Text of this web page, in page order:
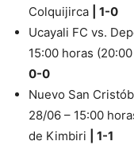
Colquijirca
| 1-0
Ucayali FC vs.
15:00 horas
0-0
Nuevo San
28/06 – 15:00
de Kimbiri
| 1-1